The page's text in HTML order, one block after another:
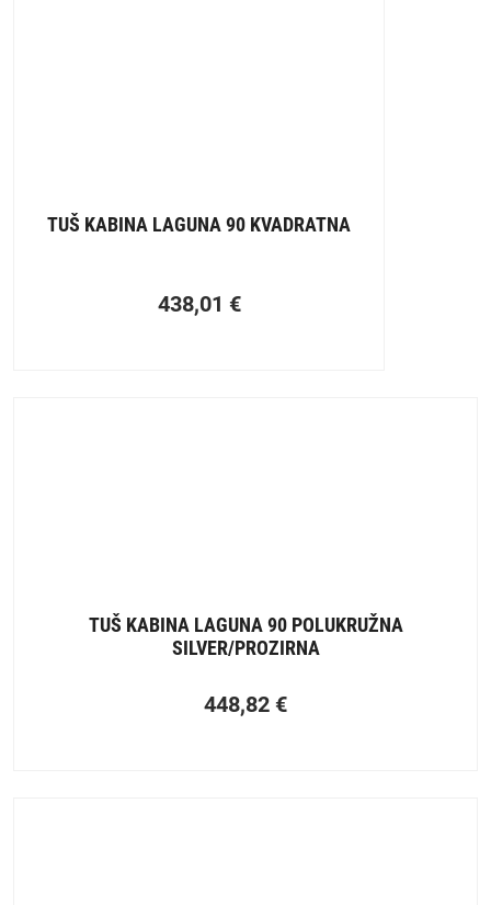
TUŠ KABINA LAGUNA 90 KVADRATNA
438,01 €
TUŠ KABINA LAGUNA 90 POLUKRUŽNA
SILVER/PROZIRNA
448,82 €